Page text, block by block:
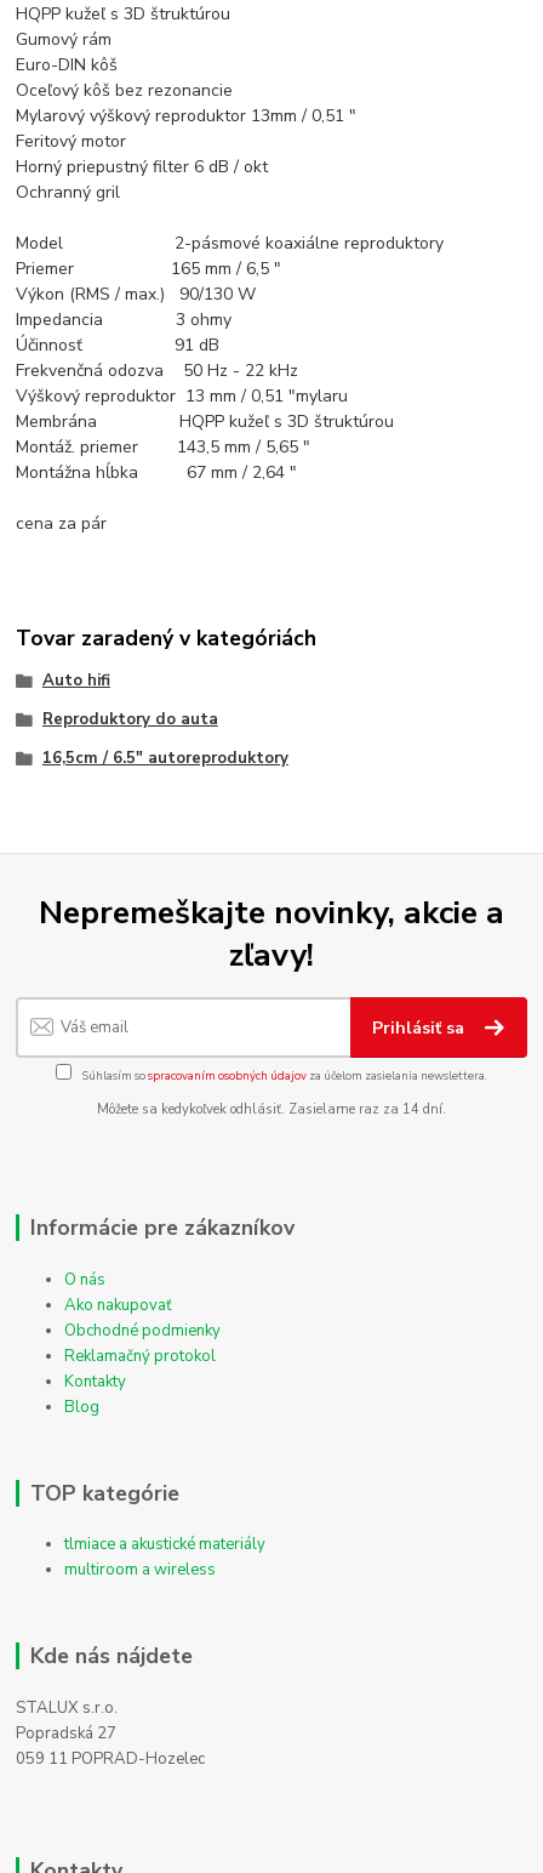
HQPP kužeľ s 3D štruktúrou
Gumový rám
Euro-DIN kôš
Oceľový kôš bez rezonancie
Mylarový výškový reproduktor 13mm / 0,51 ″
Feritový motor
Horný priepustný filter 6 dB / okt
Ochranný gril
Model 2-pásmové koaxiálne reproduktory
Priemer 165 mm / 6,5 "
Výkon (RMS / max.) 90/130 W
Impedancia 3 ohmy
Účinnosť 91 dB
Frekvenčná odozva 50 Hz - 22 kHz
Výškový reproduktor 13 mm / 0,51 "mylaru
Membrána HQPP kužeľ s 3D štruktúrou
Montáž. priemer 143,5 mm / 5,65 "
Montážna hĺbka 67 mm / 2,64 "
cena za pár
Tovar zaradený v kategóriách
Auto hifi
Reproduktory do auta
16,5cm / 6.5" autoreproduktory
Nepremeškajte novinky, akcie a
zľavy!
Prihlásiť sa
Súhlasím sospracovaním osobných údajov za účelom zasielania newslettera.
Môžete sa kedykoľvek odhlásiť. Zasielame raz za 14 dní.
Informácie pre zákazníkov
O nás
Ako nakupovať
Obchodné podmienky
Reklamačný protokol
Kontakty
Blog
TOP kategórie
tlmiace a akustické materiály
multiroom a wireless
Kde nás nájdete
STALUX s.r.o.
Popradská 27
059 11 POPRAD-Hozelec